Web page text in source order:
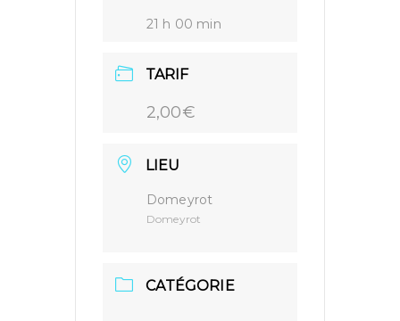
21 h 00 min
TARIF
2,00€
LIEU
Domeyrot
Domeyrot
CATÉGORIE